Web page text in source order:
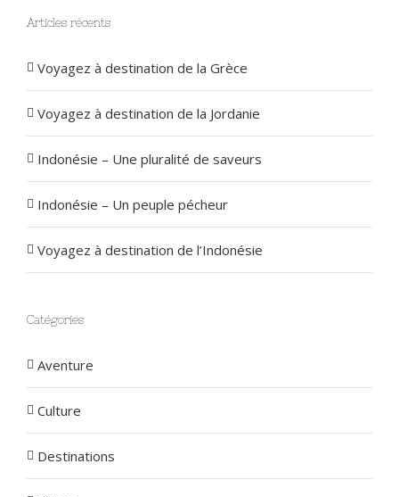
Articles récents
Voyagez à destination de la Grèce
Voyagez à destination de la Jordanie
Indonésie – Une pluralité de saveurs
Indonésie – Un peuple pécheur
Voyagez à destination de l’Indonésie
Catégories
Aventure
Culture
Destinations